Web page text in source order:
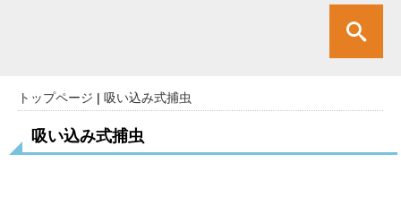
トップページ | 吸い込み式捕虫
吸い込み式捕虫